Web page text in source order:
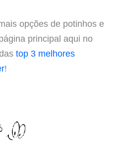
opções de potinhos e
principal aqui no
top 3 melhores
!